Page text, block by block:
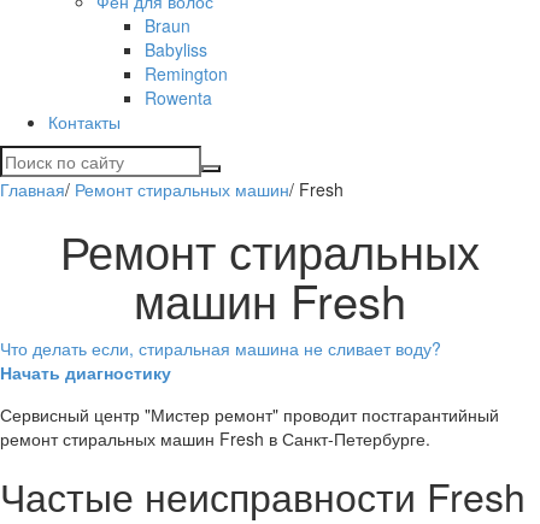
Braun
Babyliss
Remington
Rowenta
Контакты
Главная/ Ремонт стиральных машин/ Fresh
Ремонт стиральных
машин Fresh
Что делать если, стиральная машина не сливает воду?
Начать диагностику
Сервисный центр "Мистер ремонт" проводит постгарантийный
ремонт стиральных машин Fresh в Санкт-Петербурге.
Частые неисправности Fresh